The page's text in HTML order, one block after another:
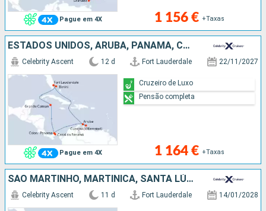
Pague em 4X 1 156 € +Taxas
ESTADOS UNIDOS, ARUBA, PANAMA, CAIMÃO (ILHAS), BAHAMAS
Pague em 4X
Celebrity Ascent 12 d Fort Lauderdale 22/11/2027
1 164 € +Taxas
Cruzeiro de Luxo
Pensão completa
SÃO MARTINHO, MARTINICA, SANTA LÚCIA, ANTÍGUA E BARBUDA, ESTADOS UNIDOS
Celebrity Ascent 11 d Fort Lauderdale 14/01/2028